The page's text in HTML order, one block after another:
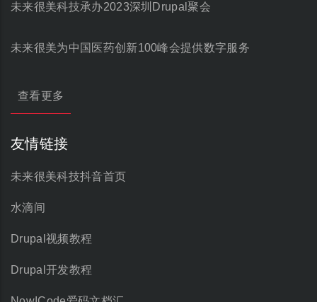
未来很美科技承办2023深圳Drupal聚会
未来很美为中国医药创新100峰会提供数字服务
查看更多
友情链接
未来很美科技抖音首页
水滴间
Drupal视频教程
Drupal开发教程